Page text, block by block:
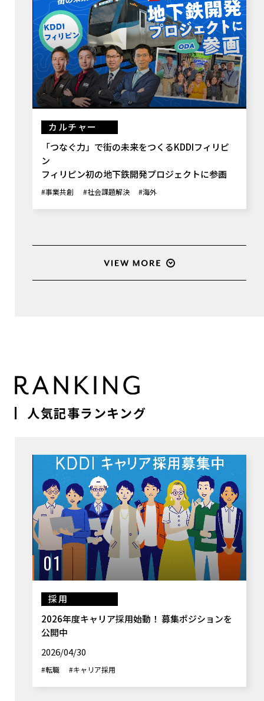
カルチャー
「つなぐ力」で街の未来をつくるKDDIフィリピ
ン
フィリピン初の地下鉄開発プロジェクトに参画
#事業共創 #社会課題解決 #海外
人気記事ランキング
01
採用
2026年度キャリア採用始動！ 募集ポジションを
公開中
2026/04/30
#転職 #キャリア採用